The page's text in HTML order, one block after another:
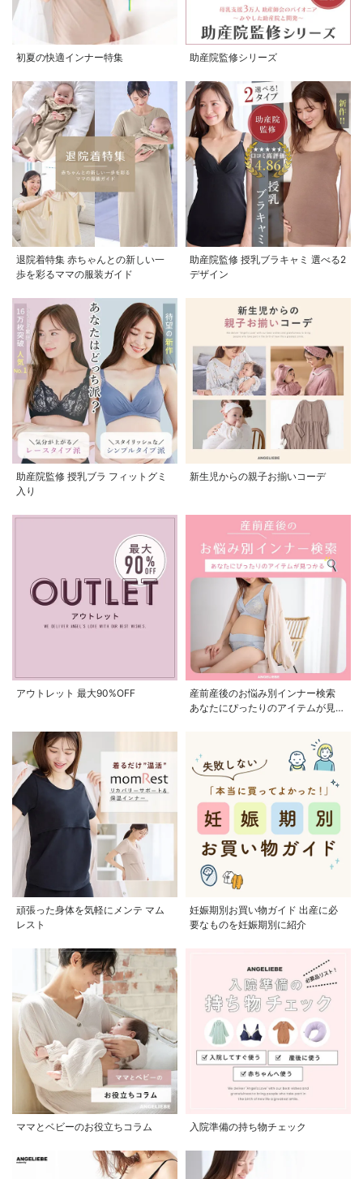
初夏の快適インナー特集 助産院監修シリーズ
退院着特集 赤ちゃんとの新しい一
歩を彩るママの服装ガイド
助産院監修 授乳ブラキャミ 選べる2
デザイン
助産院監修 授乳ブラ フィットグミ
入り
新生児からの親子お揃いコーデ
アウトレット 最大90%OFF
産前産後のお悩み別インナー検索
あなたにぴったりのアイテムが見つ
頑張った身体を気軽にメンテ マム
レスト
妊娠期別お買い物ガイド 出産に必
要なものを妊娠期別に紹介
ママとベビーのお役立ちコラム 入院準備の持ち物チェック